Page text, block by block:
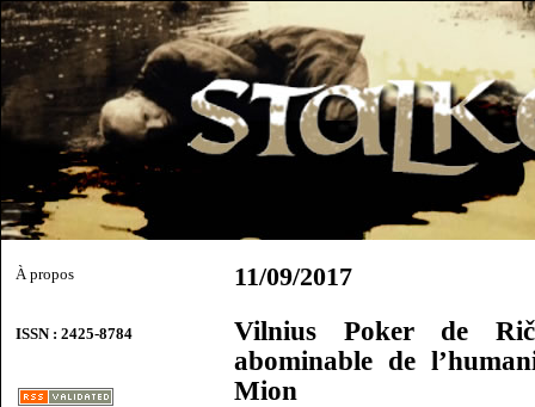
À propos
ISSN : 2425-8784
11/09/2017
Vilnius Poker de
abominable de
Mion